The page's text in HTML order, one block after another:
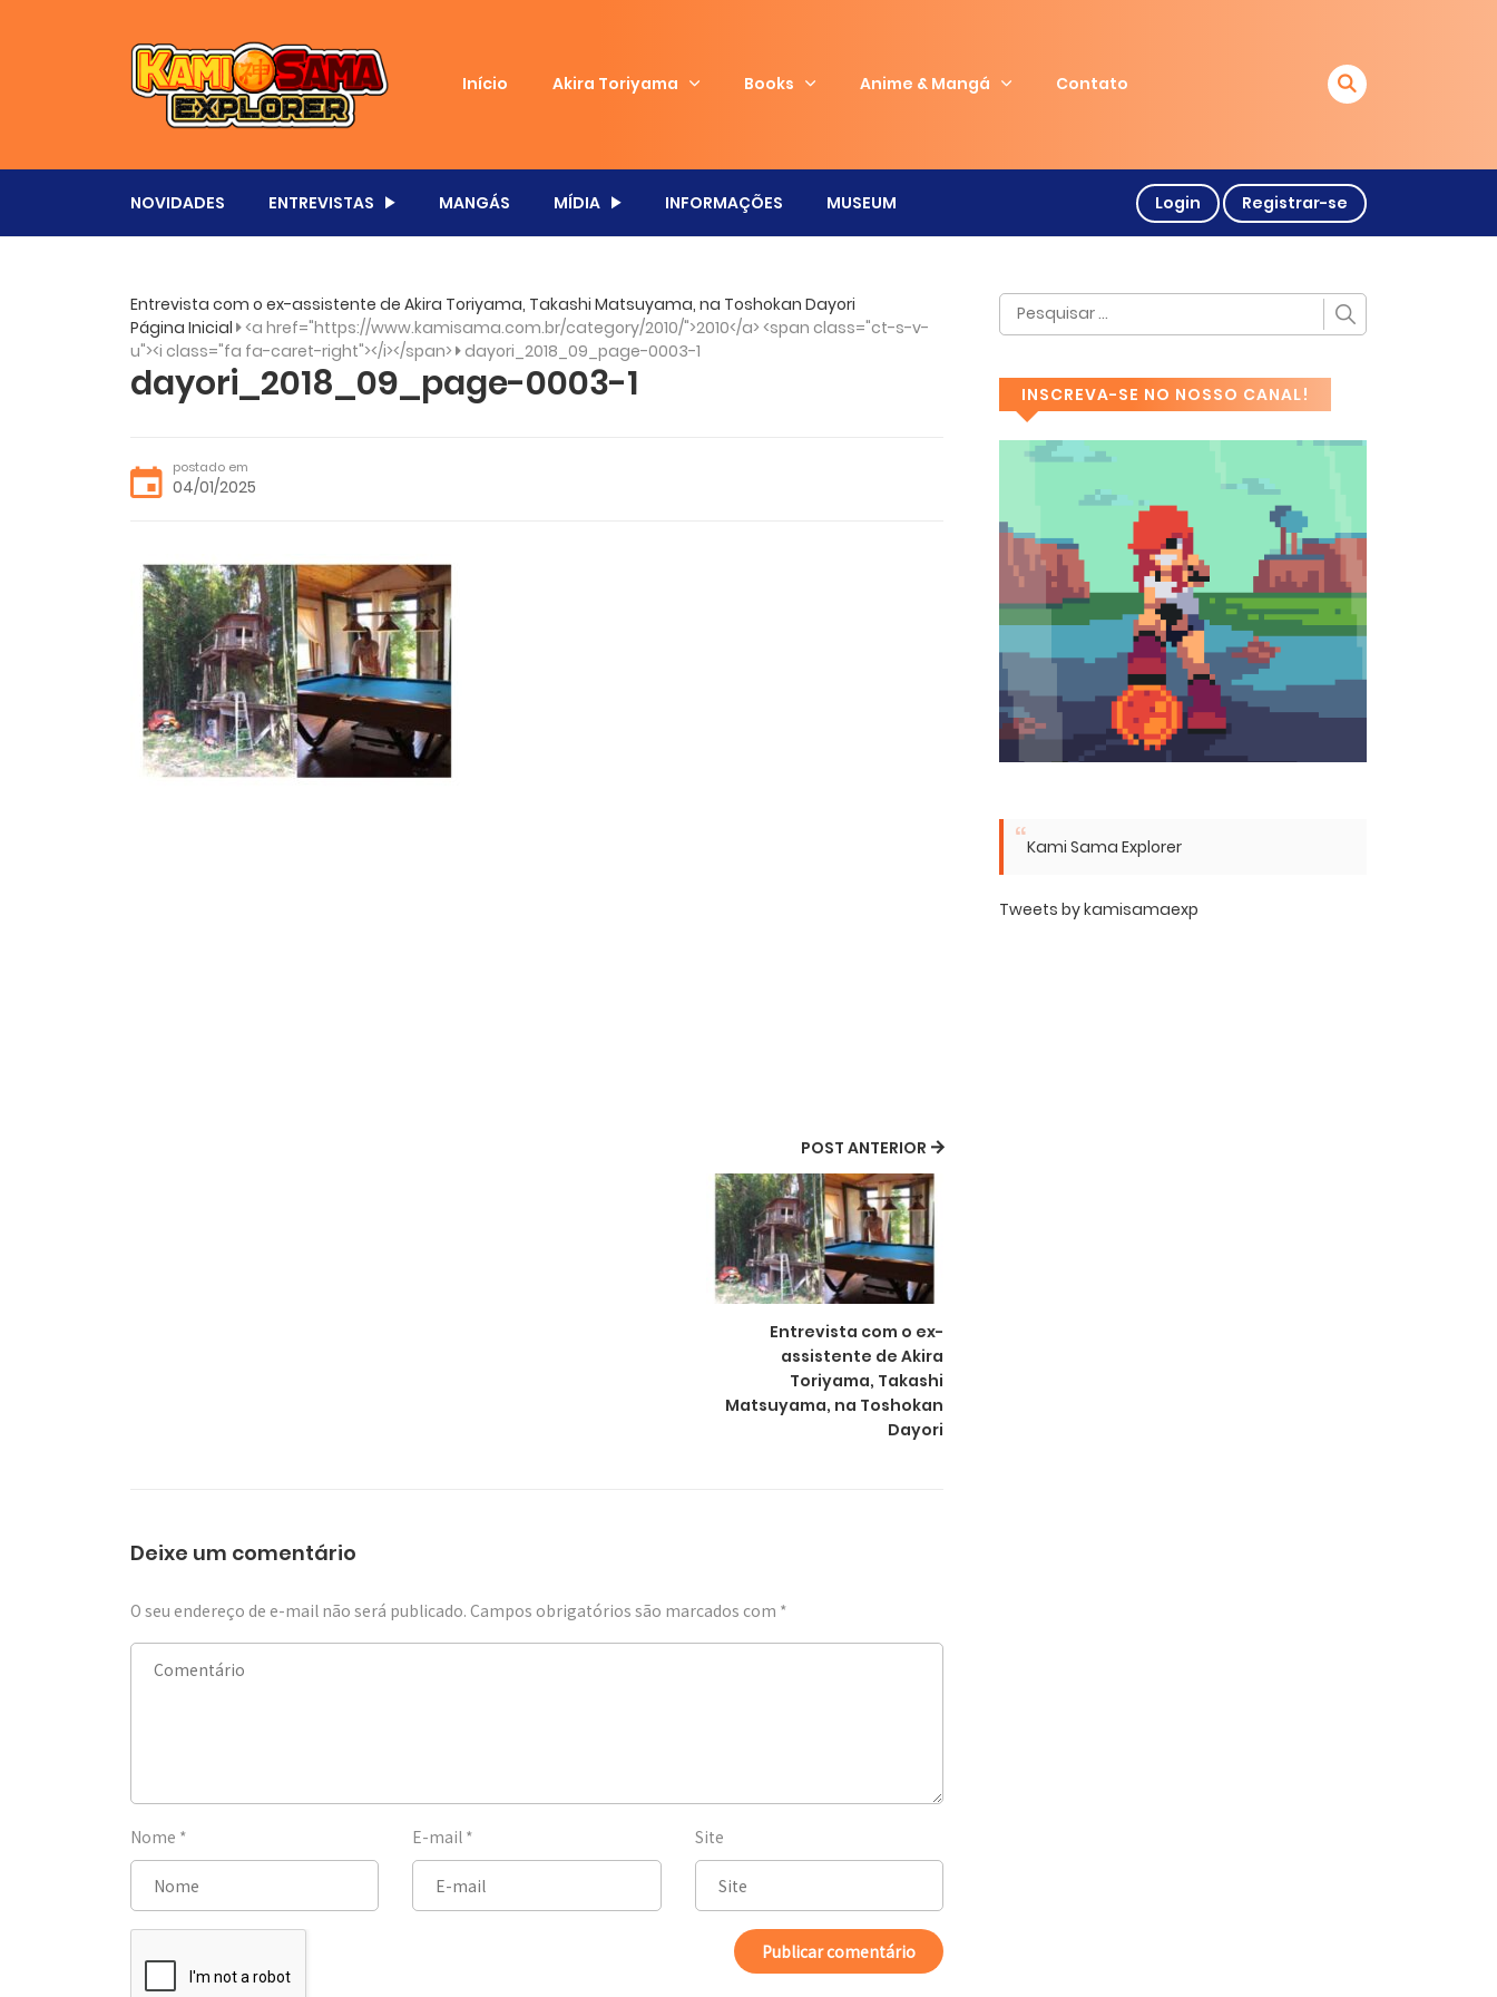
Início Akira Toriyama Books Anime & Mangá Contato
NOVIDADES ENTREVISTAS MANGÁS MÍDIA INFORMAÇÕES MUSEUM Login Registrar-se
Entrevista com o ex-assistente de Akira Toriyama, Takashi Matsuyama, na Toshokan Dayori
Página Inicial <a href="https://www.kamisama.com.br/category/2010/">2010</a> <span class="ct-s-v-
u"><i class="fa fa-caret-right"></i></span> dayori_2018_09_page-0003-1
dayori_2018_09_page-0003-1
postado em
04/01/2025
POST ANTERIOR
Entrevista com o ex-
assistente de Akira
Toriyama, Takashi
Matsuyama, na Toshokan
Dayori
Deixe um comentário
O seu endereço de e-mail não será publicado. Campos obrigatórios são marcados com *
Nome * E-mail * Site
INSCREVA-SE NO NOSSO CANAL!
Kami Sama Explorer
Tweets by kamisamaexp